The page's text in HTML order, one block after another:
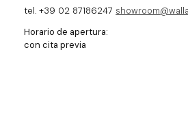
tel. +39 02 87186247
Horario de apertura:
con cita previa